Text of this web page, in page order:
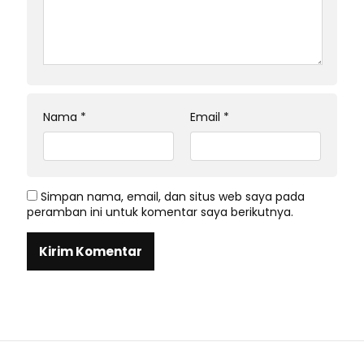
Nama * Email *
Simpan nama, email, dan situs web saya pada
peramban ini untuk komentar saya berikutnya.